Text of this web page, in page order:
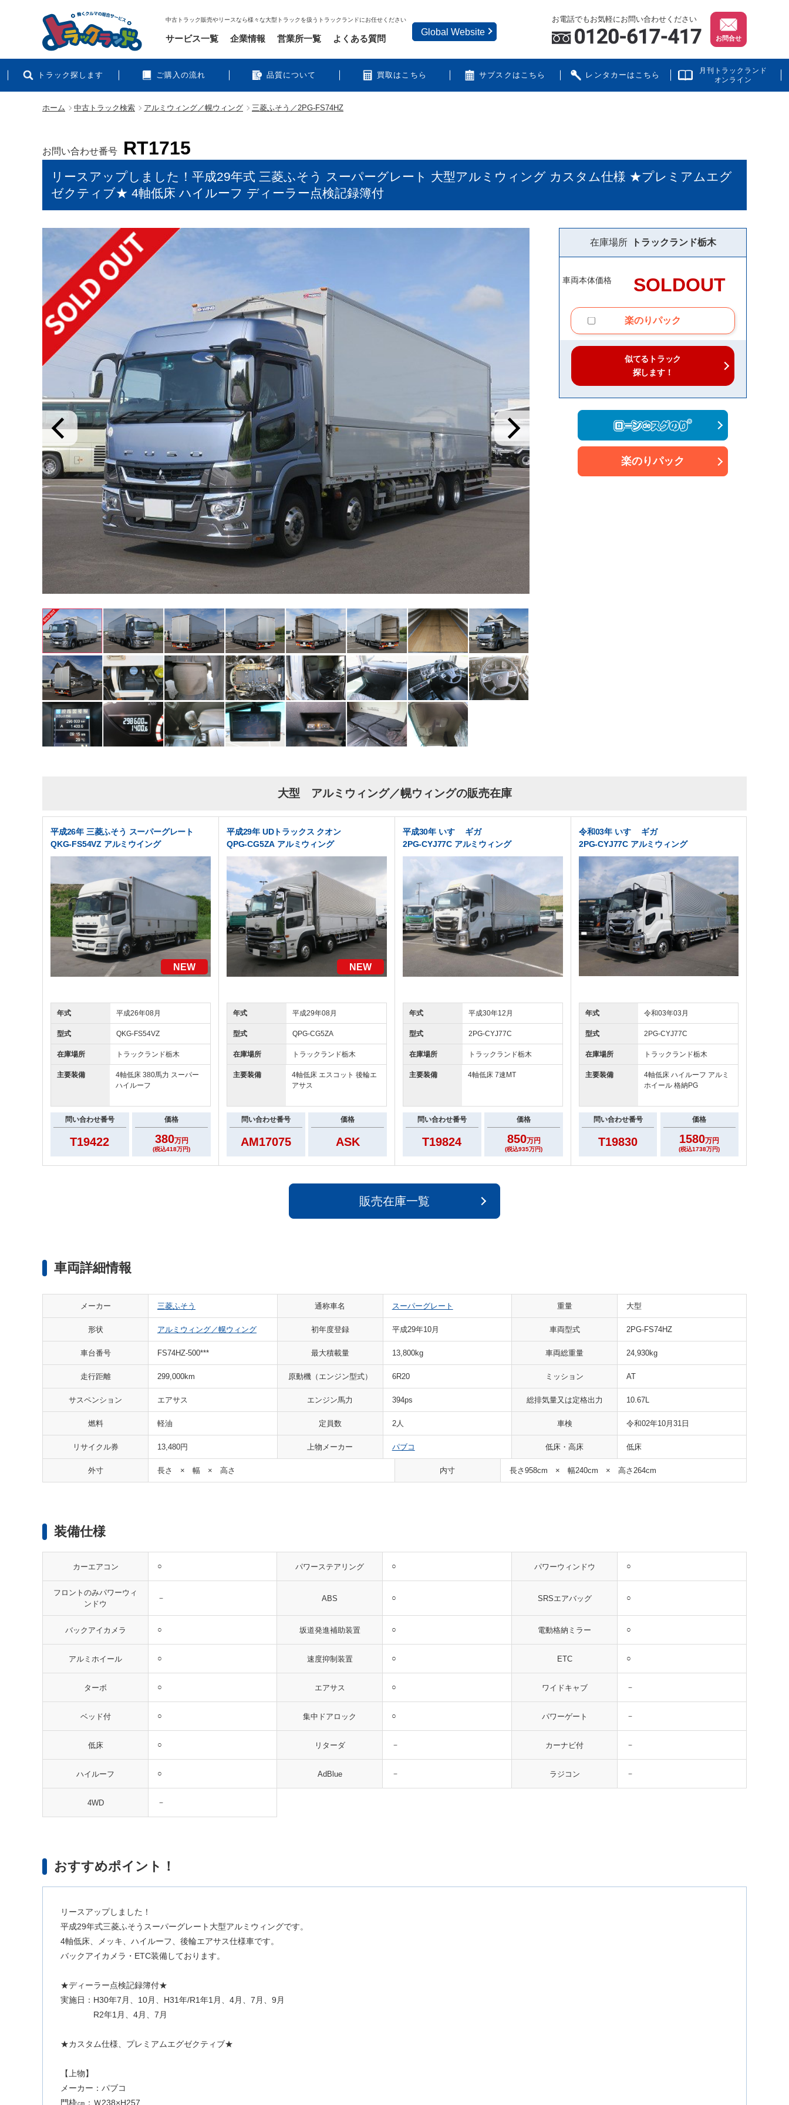
中古トラック販売やリースなら様々な大型トラックを扱うトラックランドにお任せください お電話でもお気軽にお問い合わせください
お問合せ
トラック探します ご購入の流れ 品質について 買取はこちら サブスクはこちら レンタカーはこちら
月刊トラックランド
オンライン
サービス一覧 企業情報 営業所一覧 よくある質問
Global Website
ホーム 中古トラック検索 アルミウィング／幌ウィング 三菱ふそう／2PG-FS74HZ
お問い合わせ番号 RT1715
リースアップしました！平成29年式 三菱ふそう スーパーグレート 大型アルミウィング カスタム仕様 ★プレミアムエグ
ゼクティブ★ 4軸低床 ハイルーフ ディーラー点検記録簿付
在庫場所 トラックランド栃木
車両本体価格 SOLDOUT
楽のりパック
似てるトラック
探します！
楽のりパック
大型 アルミウィング／幌ウィングの販売在庫
平成26年 三菱ふそう スーパーグレート
QKG-FS54VZ アルミウイング
NEW
年式 平成26年08月
型式 QKG-FS54VZ
在庫場所 トラックランド栃木
主要装備
4軸低床 380馬力 スーパー
ハイルーフ
問い合わせ番号
T19422
価格
380万円
(税込418万円)
平成29年 UDトラックス クオン
QPG-CG5ZA アルミウィング
NEW
年式 平成29年08月
型式 QPG-CG5ZA
在庫場所 トラックランド栃木
主要装備
4軸低床 エスコット 後輪エ
アサス
問い合わせ番号
AM17075
価格
ASK
平成30年 いすゞ ギガ
2PG-CYJ77C アルミウィング
年式 平成30年12月
型式 2PG-CYJ77C
在庫場所 トラックランド栃木
主要装備 4軸低床 7速MT
問い合わせ番号
T19824
価格
850万円
(税込935万円)
令和03年 いすゞ ギガ
2PG-CYJ77C アルミウィング
年式 令和03年03月
型式 2PG-CYJ77C
在庫場所 トラックランド栃木
主要装備
4軸低床 ハイルーフ アルミ
ホイール 格納PG
問い合わせ番号
T19830
価格
1580万円
(税込1738万円)
販売在庫一覧
車両詳細情報
メーカー 三菱ふそう 通称車名 スーパーグレート 重量 大型
形状 アルミウィング／幌ウィング 初年度登録 平成29年10月 車両型式 2PG-FS74HZ
車台番号 FS74HZ-500*** 最大積載量 13,800kg 車両総重量 24,930kg
走行距離 299,000km 原動機（エンジン型式） 6R20 ミッション AT
サスペンション エアサス エンジン馬力 394ps 総排気量又は定格出力 10.67L
燃料 軽油 定員数 2人 車検 令和02年10月31日
リサイクル券 13,480円 上物メーカー パブコ 低床・高床 低床
外寸 長さ × 幅 × 高さ 内寸 長さ958cm × 幅240cm × 高さ264cm
装備仕様
カーエアコン ○ パワーステアリング ○ パワーウィンドウ ○
フロントのみパワーウィ
ンドウ
－ ABS ○ SRSエアバッグ ○
バックアイカメラ ○ 坂道発進補助装置 ○ 電動格納ミラー ○
アルミホイール ○ 速度抑制装置 ○ ETC ○
ターボ ○ エアサス ○ ワイドキャブ －
ベッド付 ○ 集中ドアロック ○ パワーゲート －
低床 ○ リターダ － カーナビ付 －
ハイルーフ ○ AdBlue － ラジコン －
4WD －
おすすめポイント！
リースアップしました！
平成29年式三菱ふそうスーパーグレート大型アルミウィングです。
4軸低床、メッキ、ハイルーフ、後輪エアサス仕様車です。
バックアイカメラ・ETC装備しております。
★ディーラー点検記録簿付★
実施日：H30年7月、10月、H31年/R1年1月、4月、7月、9月
R2年1月、4月、7月
★カスタム仕様、プレミアムエグゼクティブ★
【上物】
メーカー：パブコ
門枠㎝：Ｗ238×H257